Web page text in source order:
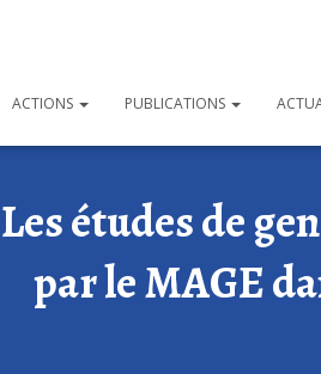
ACTIONS PUBLICATIONS
Les études de
par le MAGE